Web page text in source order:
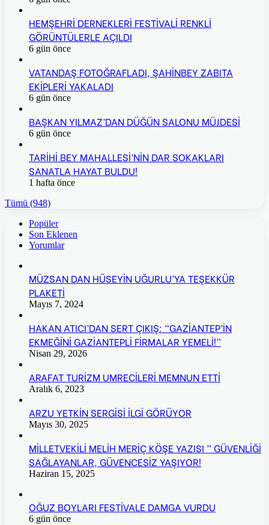
HEMŞEHRİ DERNEKLERİ FESTİVALİ RENKLİ
GÖRÜNTÜLERLE AÇILDI
6 gün önce
VATANDAŞ FOTOĞRAFLADI, ŞAHİNBEY ZABITA
EKİPLERİ YAKALADI
6 gün önce
BAŞKAN YILMAZ’DAN DÜĞÜN SALONU MÜJDESİ
6 gün önce
TARİHİ BEY MAHALLESİ’NİN DAR SOKAKLARI
SANATLA HAYAT BULDU!
1 hafta önce
Tümü (948)
Popüler
Son Eklenen
Yorumlar
MÜZSAN DAN HÜSEYİN UĞURLU’YA TEŞEKKÜR
PLAKETİ
Mayıs 7, 2024
HAKAN ATICI’DAN SERT ÇIKIŞ: “GAZİANTEP’İN
EKMEĞİNİ GAZİANTEPLİ FİRMALAR YEMELİ!”
Nisan 29, 2026
ARAFAT TURİZM UMRECİLERİ MEMNUN ETTİ
Aralık 6, 2023
ARZU YETKİN SERGİSİ İLGİ GÖRÜYOR
Mayıs 30, 2025
MİLLETVEKİLİ MELİH MERİÇ KÖŞE YAZISI ” GÜVENLİĞİ
SAĞLAYANLAR, GÜVENCESİZ YAŞIYOR!
Haziran 15, 2025
OĞUZ BOYLARI FESTİVALE DAMGA VURDU
6 gün önce